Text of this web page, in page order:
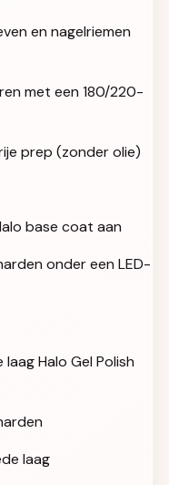
en nagelriemen
met een 180/220-
prep (zonder olie)
base coat aan
onder een LED-
Halo Gel Polish
laag